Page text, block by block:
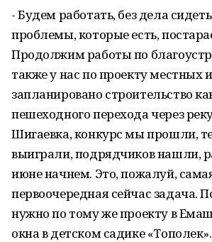
- Будем работать, без дела
проблемы, которые есть,
Продолжим работы по
также у нас по проекту местных
запланировано строительство
пешеходного перехода через
Шигаевка, конкурс мы прошли,
выиграли, подрядчиков нашли,
июне начнем. Это, пожалуй,
первоочередная сейчас задача.
нужно по тому же проекту в
окна в детском садике «Тополек».